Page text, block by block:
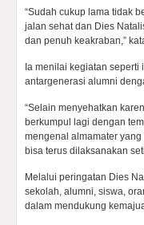
“Sudah cukup lama tidak
jalan sehat dan Dies
dan penuh keakraban,”
Ia menilai kegiatan
antargenerasi alumni
“Selain menyehatkan
berkumpul lagi dengan
mengenal almamater
bisa terus dilaksanakan
Melalui peringatan Dies
sekolah, alumni, siswa,
dalam mendukung